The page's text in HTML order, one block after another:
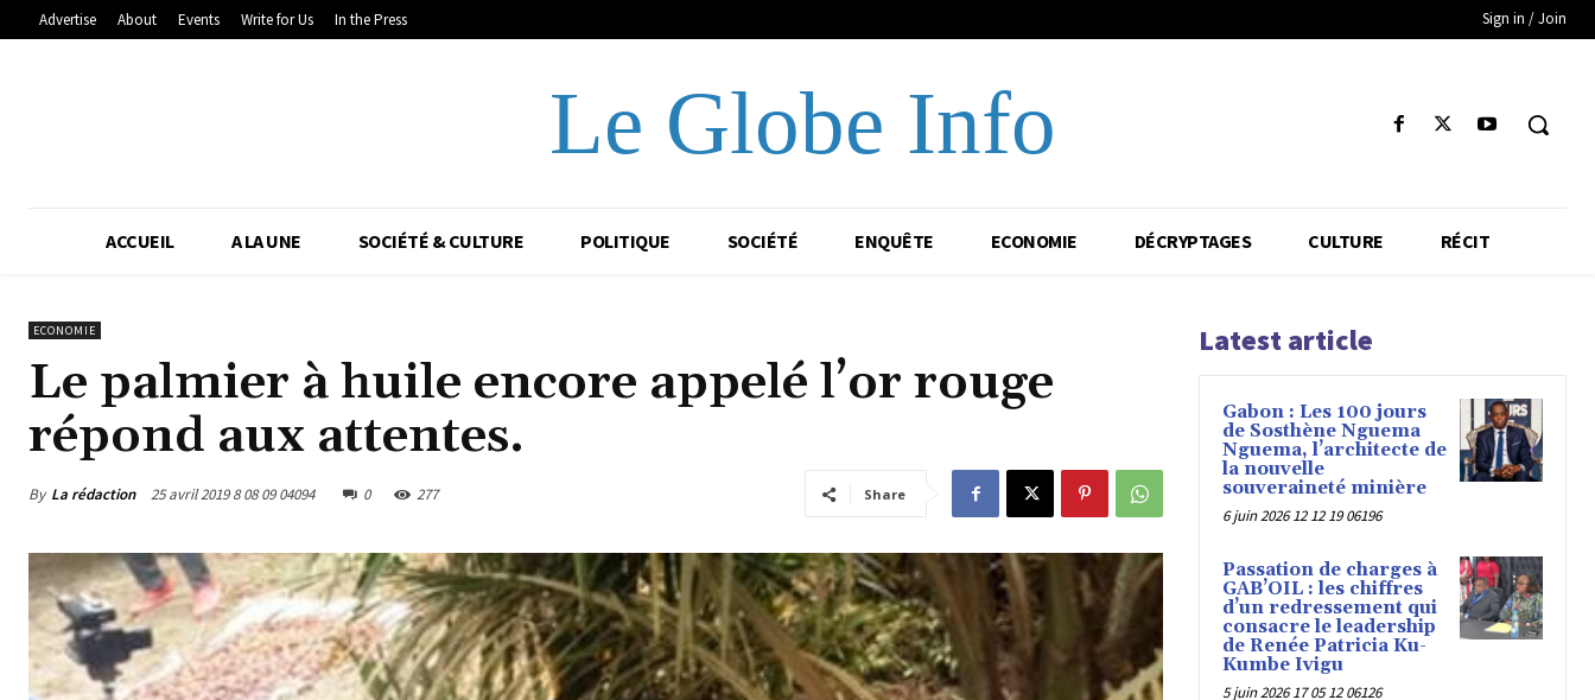
Advertise About Events Write for Us In the Press Sign in / Join
Le Globe Info
ACCUEIL A LA UNE SOCIÉTÉ & CULTURE POLITIQUE SOCIÉTÉ ENQUÊTE ECONOMIE DÉCRYPTAGES CULTURE RÉCIT
ECONOMIE
Le palmier à huile encore appelé l’or rouge
répond aux attentes.
By La rédaction 25 avril 2019 8 08 09 04094 0 277 Share
Latest article
Gabon : Les 100 jours
de Sosthène Nguema
Nguema, l’architecte de
la nouvelle
souveraineté minière
6 juin 2026 12 12 19 06196
Passation de charges à
GAB’OIL : les chiffres
d’un redressement qui
consacre le leadership
de Renée Patricia Ku-
Kumbe Ivigu
5 juin 2026 17 05 12 06126